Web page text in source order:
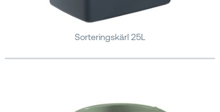
Sorteringskärl 25L